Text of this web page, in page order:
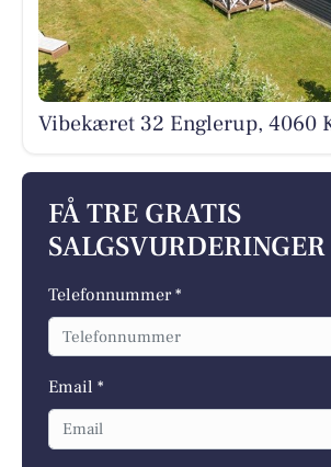
Vibekæret 32 Englerup, 4060
FÅ TRE GRATIS
SALGSVURDERINGER
Telefonnummer *
Email *